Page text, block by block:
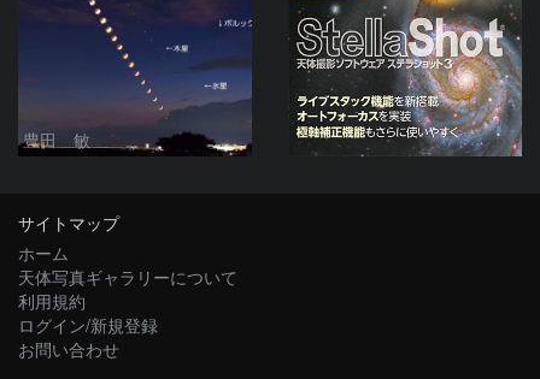
豊田 敏
サイトマップ
ホーム
天体写真ギャラリーについて
利用規約
ログイン/新規登録
お問い合わせ